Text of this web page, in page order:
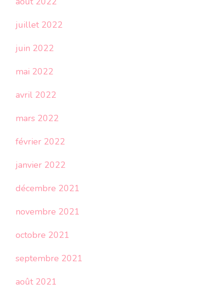
juillet 2022
juin 2022
mai 2022
avril 2022
mars 2022
février 2022
janvier 2022
décembre 2021
novembre 2021
octobre 2021
septembre 2021
août 2021